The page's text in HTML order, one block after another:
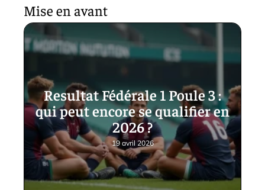
Mise en avant
Resultat Fédérale 1 Poule 3 :
qui peut encore se qualifier en
2026 ?
19 avril 2026